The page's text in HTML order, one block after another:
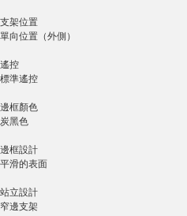
支架位置
單向位置（外側）
遙控
標準遙控
邊框顏色
炭黑色
邊框設計
平滑的表面
站立設計
窄邊支架